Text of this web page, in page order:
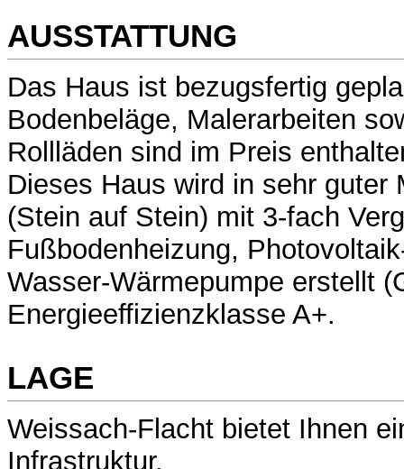
AUSSTATTUNG
Das Haus ist bezugsfertig
Bodenbeläge, Malerarbeiten
Rollläden sind im Preis
Dieses Haus wird in sehr guter
(Stein auf Stein) mit 3-fach
Fußbodenheizung,
Wasser-Wärmepumpe erstellt
Energieeffizienzklasse A+.
LAGE
Weissach-Flacht bietet Ihnen
Infrastruktur.